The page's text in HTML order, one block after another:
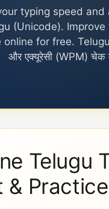
typing speed and
(Unicode). Improve
for free. Telugu
और एक्यूरेसी (WPM) चेक
Telugu
& Practice